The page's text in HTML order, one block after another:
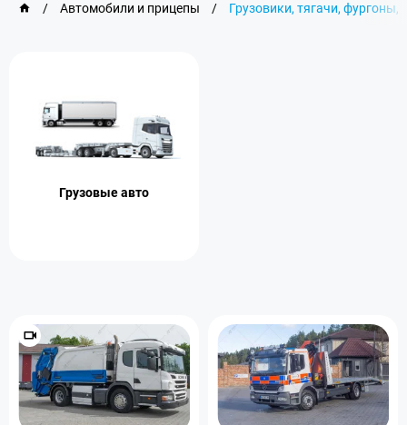
/ Автомобили и прицепы / Грузовики, тягачи,
Грузовые авто